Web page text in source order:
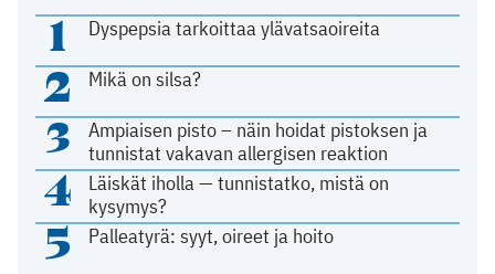
1 Dyspepsia tarkoittaa ylävatsaoireita
2 Mikä on silsa?
3
Ampiaisen pisto – näin hoidat pistoksen ja
tunnistat vakavan allergisen reaktion
4
Läiskät iholla — tunnistatko, mistä on
kysymys?
5 Palleatyrä: syyt, oireet ja hoito